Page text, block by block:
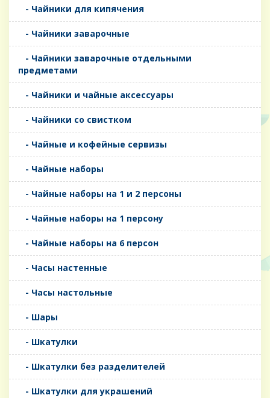
- Чайники для кипячения
- Чайники заварочные
- Чайники заварочные отдельными
предметами
- Чайники и чайные аксессуары
- Чайники со свистком
- Чайные и кофейные сервизы
- Чайные наборы
- Чайные наборы на 1 и 2 персоны
- Чайные наборы на 1 персону
- Чайные наборы на 6 персон
- Часы настенные
- Часы настольные
- Шары
- Шкатулки
- Шкатулки без разделителей
- Шкатулки для украшений